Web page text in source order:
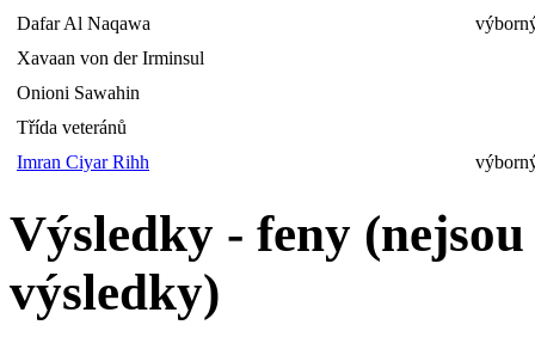
Dafar Al Naqawa
Xavaan von der Irminsul
Onioni Sawahin
Třída veteránů
Imran Ciyar Rihh
Výsledky - feny
výsledky)